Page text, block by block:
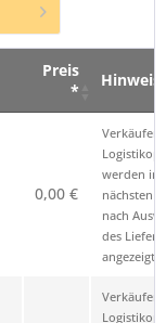
Preis
*
Hinweis
0,00 €
Verkäufer
werden im
nächsten
nach
des
angezeigt.
Verkäufer